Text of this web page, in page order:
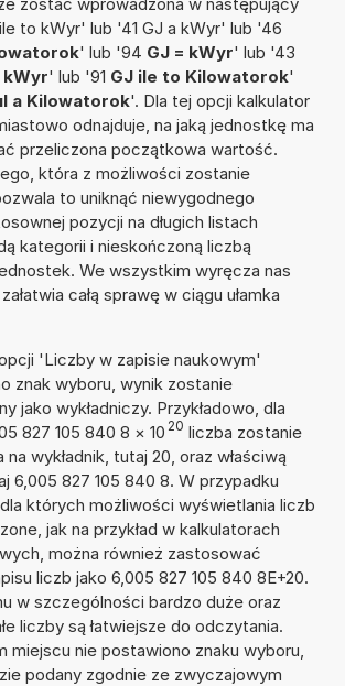
to kWyr' lub '41 GJ a kWyr' lub '46
' lub '94 GJ = kWyr' lub '43
kWyr' lub '91 GJ ile to Kilowatorok'
a Kilowatorok'. Dla tej opcji kalkulator
odnajduje, na jaką jednostkę ma
przeliczona początkowa wartość.
która z możliwości zostanie
to uniknąć niewygodnego
pozycji na długich listach
kategorii i nieskończoną liczbą
We wszystkim wyręcza nas
całą sprawę w ciągu ułamka
'Liczby w zapisie naukowym'
znak wyboru, wynik zostanie
jako wykładniczy. Przykładowo, dla
827 105 840 8 × 10 20 liczba zostanie
na wykładnik, tutaj 20, oraz właściwą
6,005 827 105 840 8. W przypadku
których możliwości wyświetlania liczb
jak na przykład w kalkulatorach
można również zastosować
liczb jako 6,005 827 105 840 8E+20.
w szczególności bardzo duże oraz
liczby są łatwiejsze do odczytania.
miejscu nie postawiono znaku wyboru,
podany zgodnie ze zwyczajowym